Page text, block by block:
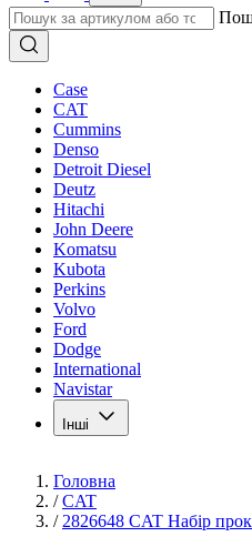
Case
CAT
Cummins
Denso
Detroit Diesel
Deutz
Hitachi
John Deere
Komatsu
Kubota
Perkins
Volvo
Ford
Dodge
International
Navistar
Інші
Головна
/ CAT
/ 2826648 CAT Набір